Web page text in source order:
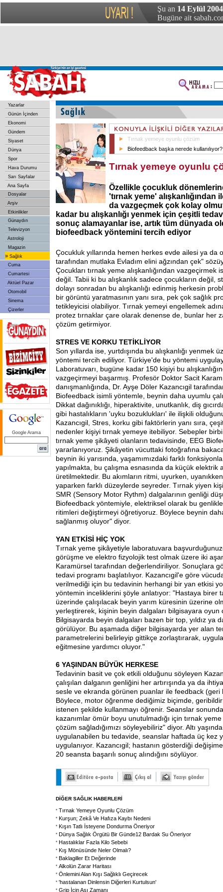
Şu an 14 Eylül 2004
Bugüne ait
Yazarlar
Günün İçinden
Ekonomi
Gündem
Siyaset
Dünya
Spor
Hava Durumu
Sarı Sayfalar
Ana Sayfa
Dosyalar
Arşiv
Etkinlikler
Günaydın
Televizyon
Astroloji
Magazin
» Sağlık
Cuma
Cumartesi
Aktüel Pazar
Otomobil
Sinema
Çizerler
Google Arama
Tırnak yemeye oyunlu çözüm
Biofeedback başka nerede kullanılıyor?
Tırnak yemeye oyunlu
Özellikle çocukluk
'tırnak yeme' alışkanlığından
da vazgeçmek çok kolay
kadar bu alışkanlığı yenmek için çeşitli
sonuç alamayanlar ise, artık tüm dünyada
biofeedback yöntemini tercih ediyor
Çocukluk yıllarında hemen herkes evde ailesi ya da
tarafından mutlaka Evladım elini ağzından çek"
Çocukları tırnak yeme alışkanlığından vazgeçirmek
değil. Tabii ki bu alışkanlık sadece çocukların değil,
dolayı sonradan bu alışkanlığı edinmiş herkesin
bir görüntü yaratmasının yanı sıra, pek çok sağlık
tetikleyicisi olabiliyor. Tırnak yemeyi engellemek
protez tırnaklar çare olarak denense de, bunlar her
çözüm getirmiyor.
STRES VE KORKU TETİKLİYOR
Son yıllarda ise, yurtdışında bu alışkanlığı yenmek
yöntemi tercih ediliyor. Türkiye'de bu yöntemi
Laboratuvarı, bugüne kadar 150 kişiyi bu
vazgeçirmeyi başarmış. Profesör Doktor Sacit
danışmanlığında, Dr. Ayşe Döler Kazancıgil
Biofeedback isimli yöntemle, beynin daha uyumlu
Dikkat dağınıklığı, hiperaktivite, unutkanlık, diş
gibi hastalıkların 'uyku bozuklukları' ile ilişkili
Kazancıgil, Stres, korku gibi faktörlerin yanı sıra,
nedenler kişiyi tırnak yemeye itebiliyor. Sebepler
tırnak yeme şikâyeti olanların tedavisinde, EEG
yararlanıyoruz. Şikâyetin vücuttaki fotoğrafına
beynin iki yarısında, yaşamımızdaki farklı
yapılmakta, bu çalışma esnasında da küçük elektrik
üretilmektedir. Bu akımların ritmi, uyurken,
yaparken farklı düzeylerde seyreder. Tırnak yiyen
SMR (Sensory Motor Rythm) dalgalarının genliği
Biofeedback yöntemiyle, elektriksel olarak bu
ritimleri değiştirmeyi öğretiyoruz. Böylece beynin
sağlanmış oluyor" diyor.
YAN ETKİSİ HİÇ YOK
Tırnak yeme şikâyetiyle laboratuvara
görüşme ve elektro fizyolojik test olmak üzere iki
Karamürsel tarafından değerlendiriliyor. Sonuçlara
tedavi programı başlatılıyor. Kazancıgil'e göre
verilmediği için bu tedavinin herhangi bir yan etkisi
yöntemin inceliklerini şöyle anlatıyor: "Hastaya birer
üzerinde çalışılacak beyin yarım küresinin üzerine
yerleştirerek, kişinin beyin dalgaları bilgisayara oyun
Bilgisayarda beyin dalgaları bazen bir top, yıldız ya
görülüyor. Bu aşamada diğer bilgisayarda yer alan
parametrelerini belirleyip gittikçe zorlaştırarak,
eğitmesine yardımcı oluyor."
6 YAŞINDAN BÜYÜK HERKESE
Tedavinin basit ve çok etkili olduğunu söyleyen
çalışılan dalganın genliğini her artırışında ya da
sesle ve ekranda görünen puanlar ile feedback (geri
Böylece, motor öğrenme dediğimiz biçimde,
istenen şekilde kullanmayı öğrenir. Seanslar
kazanımlar ömür boyu unutulmadığı için tırnak
çözüm sağladığımızı söyleyebiliriz" diyor. Altı
uygulanabilen bu tedavide, seanslar haftada üç kez
uygulanıyor. Kazancıgil; hastanın gösterdiği
20 seansta başarılı sonuç alındığını söylüyor.
DİĞER SAĞLIK HABERLERİ
Tırnak Yemeye Oyunlu Çözüm
Kurşun; Zekâ Ve Hafıza Kaybı Nedeni
Kışın Tatlı İsteyene Dondurma Öneriyor
Dünya Sağlık Örgütü Bir Günde12 Bardak Su Öneriyor
Hastalıklar Fazla Kilo Sebebi
Kış Mönüsünde Neler Olmalı?
Baklagiller Et Değerinde
Alkolün Zarar Haritası
Önlemini Alan Kışı Sağlıklı Geçirecek
'hastalanan Dinlensin Diğerleri Kurtulsun'
Grip İçin Aşı Zamanı